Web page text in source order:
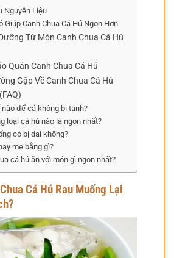
Nguyên Liệu
Giúp Canh Chua Cá Hú Ngon Hơn
Từ Món Canh Chua Cá Hú
Quản Canh Chua Cá Hú
Gặp Về Canh Chua Cá Hú
nào để cá không bị tanh?
loại cá hú nào là ngon nhất?
có bị dai không?
me bằng gì?
cá hú ăn với món gì ngon nhất?
Cá Hú Rau Muống Lại